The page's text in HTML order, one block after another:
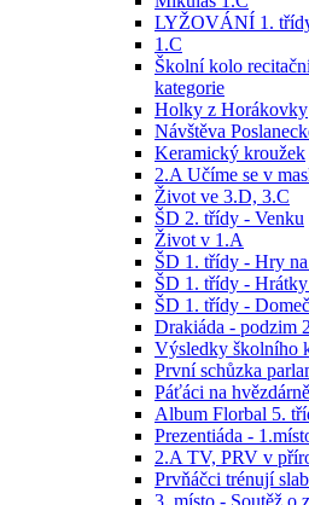
LYŽOVÁNÍ 1.
1.C
Školní kolo
kategorie
Holky z Horákovky
Návštěva
Keramický kroužek
2.A Učíme se v
Život ve 3.D, 3.C
ŠD 2. třídy - Venku
Život v 1.A
ŠD 1. třídy - Hry na
ŠD 1. třídy -
ŠD 1. třídy -
Drakiáda - podzim
Výsledky školního
První schůzka
Páťáci na hvězdárně
Album Florbal 5.
Prezentiáda -
2.A TV, PRV v
Prvňáčci trénují
3. místo - Soutěž o